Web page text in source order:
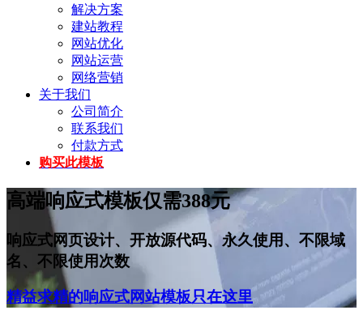
解决方案
建站教程
网站优化
网站运营
网络营销
关于我们
公司简介
联系我们
付款方式
购买此模板
高端响应式模板仅需388元
响应式网页设计、开放源代码、永久使用、不限域
名、不限使用次数
精益求精的响应式网站模板只在这里